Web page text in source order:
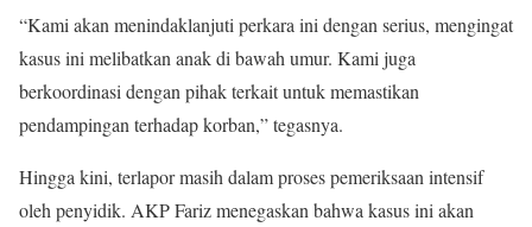
“Kami akan menindaklanjuti perkara ini dengan serius, mengingat
kasus ini melibatkan anak di bawah umur. Kami juga
berkoordinasi dengan pihak terkait untuk memastikan
pendampingan terhadap korban,” tegasnya.
Hingga kini, terlapor masih dalam proses pemeriksaan intensif
oleh penyidik. AKP Fariz menegaskan bahwa kasus ini akan